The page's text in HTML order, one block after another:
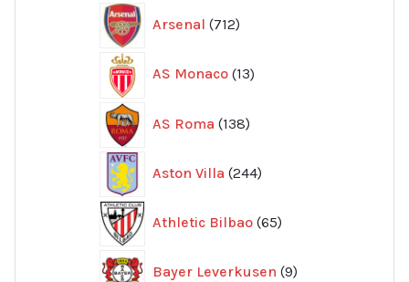
Arsenal 712
produkter
AS Monaco 13
produkter
AS Roma 138
produkter
Aston Villa 244
produkter
Athletic Bilbao 65
produkter
Bayer Leverkusen 9